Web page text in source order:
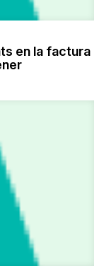
en la factura